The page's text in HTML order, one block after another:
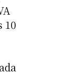
10